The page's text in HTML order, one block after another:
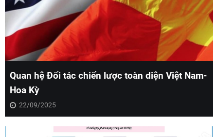
Quan hệ Đối tác chiến lược toàn diện Việt Nam-
Hoa Kỳ
22/09/2025